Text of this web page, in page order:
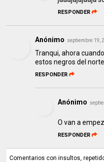
RESPONDER
Anónimo septiembre 19,
Tranqui, ahora
estos negros del norte.
RESPONDER
Anónimo
O van a
RESPONDER
Comentarios con insultos,